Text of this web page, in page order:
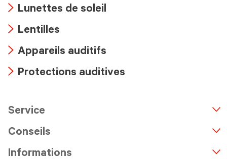
icon
icon
Lunettes de soleil
icon
Lentilles
icon
Appareils auditifs
Protections auditives
Service
Conseils
Informations